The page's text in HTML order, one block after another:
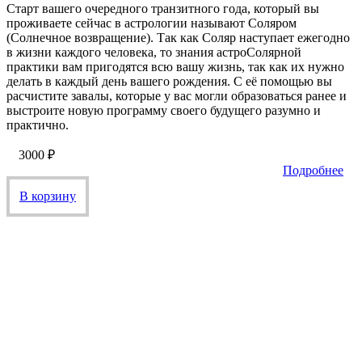
Старт вашего очередного транзитного года, который вы
проживаете сейчас в астрологии называют Соляром
(Солнечное возвращение). Так как Соляр наступает ежегодно
в жизни каждого человека, то знания астроСолярной
практики вам пригодятся всю вашу жизнь, так как их нужно
делать в каждый день вашего рождения. С её помощью вы
расчистите завалы, которые у вас могли образоваться ранее и
выстроите новую программу своего будущего разумно и
практично.
3000 ₽
Подробнее
В корзину